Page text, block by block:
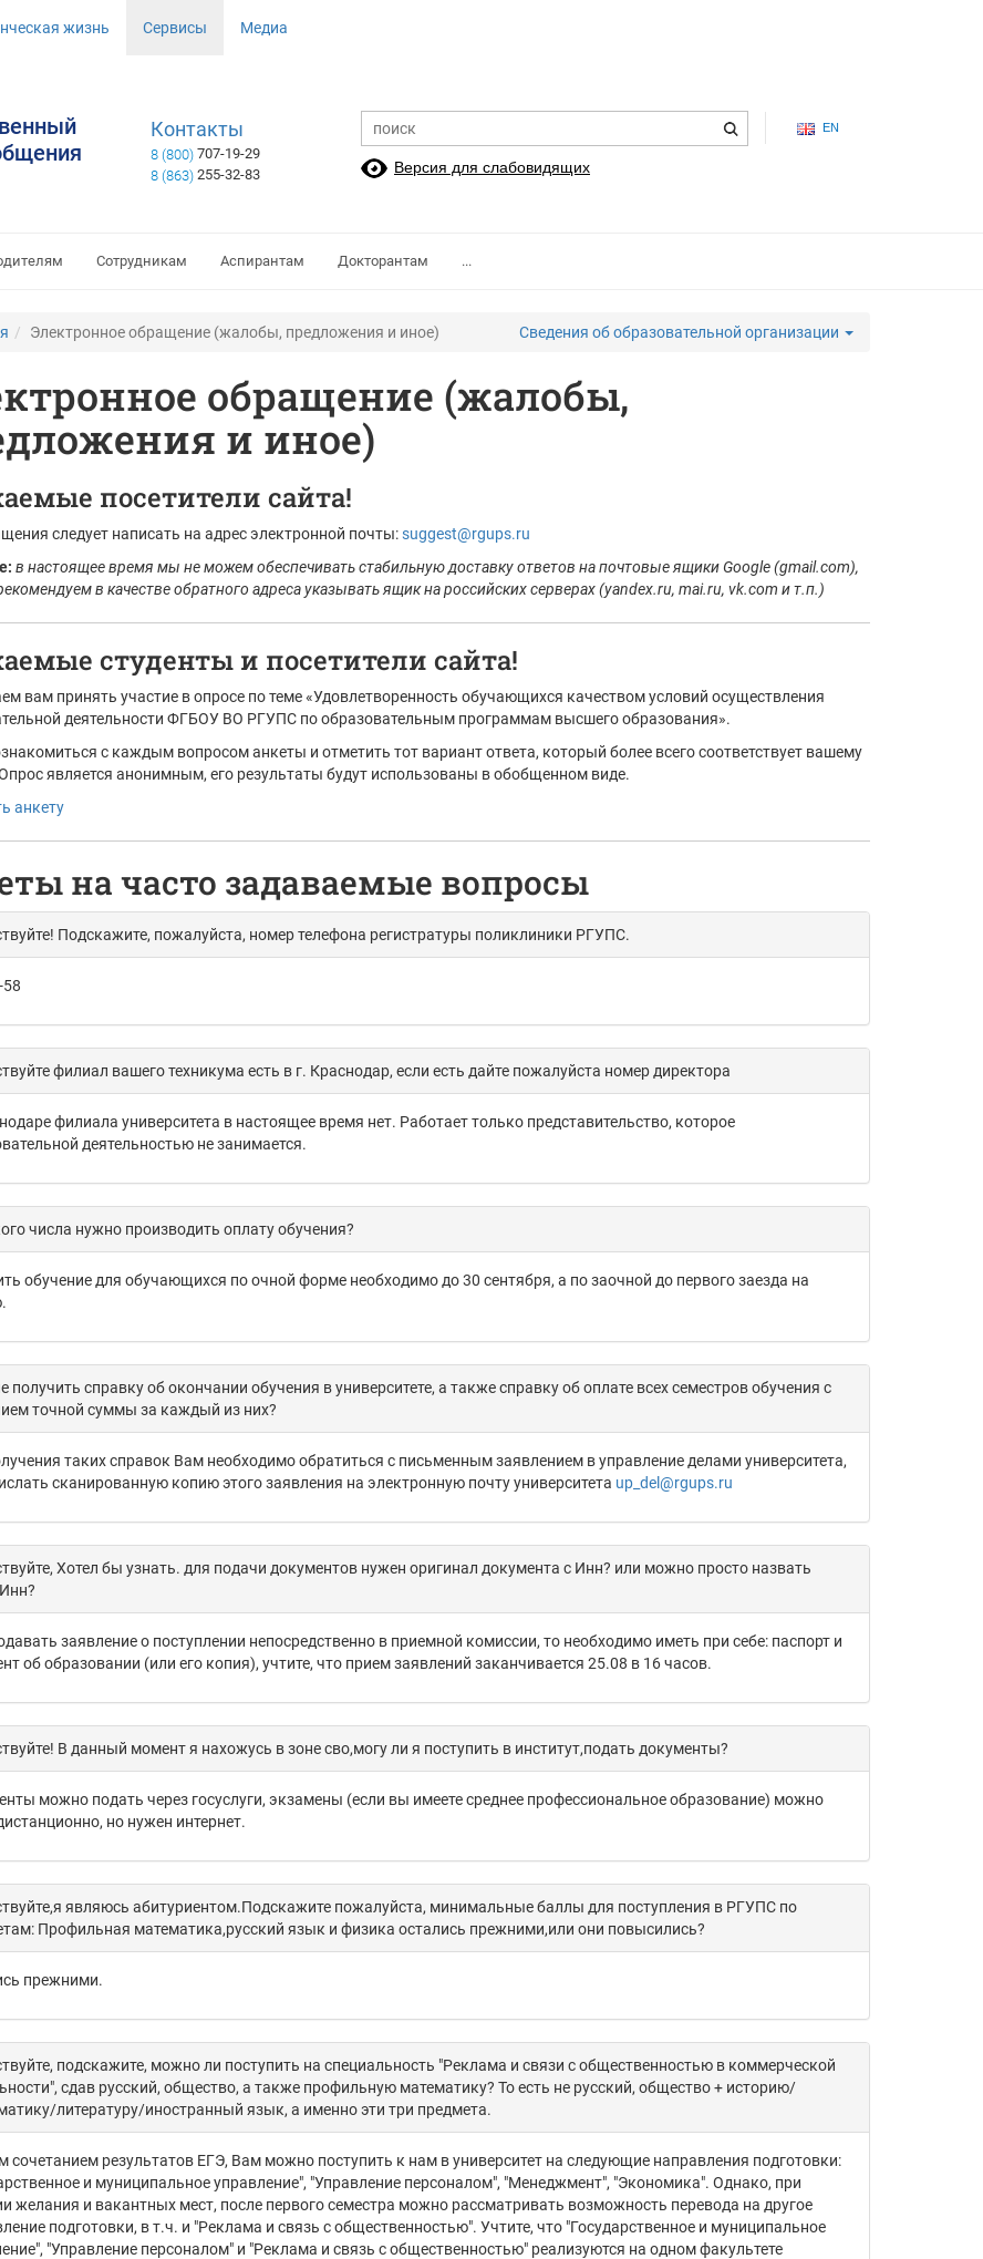
жизнь Сервисы Медиа
EN
Контакты
8 (800) 707-19-29
8 (863) 255-32-83 Версия для слабовидящих
Сотрудникам Аспирантам Докторантам ...
Электронное обращение (жалобы, предложения и иное) Сведения об образовательной организации
обращение (жалобы,
и иное)
посетители сайта!
следует написать на адрес электронной почты:suggest@rgups.ru
в настоящее время мы не можем обеспечивать стабильную доставку ответов на почтовые ящики Google (gmail.com),
в качестве обратного адреса указывать ящик на российских серверах (yandex.ru, mai.ru, vk.com и т.п.)
студенты и посетители сайта!
вам принять участие в опросе по теме «Удовлетворенность обучающихся качеством условий осуществления
деятельности ФГБОУ ВО РГУПС по образовательным программам высшего образования».
с каждым вопросом анкеты и отметить тот вариант ответа, который более всего соответствует вашему
является анонимным, его результаты будут использованы в обобщенном виде.
анкету
на часто задаваемые вопросы
Подскажите, пожалуйста, номер телефона регистратуры поликлиники РГУПС.
58
филиал вашего техникума есть в г. Краснодар, если есть дайте пожалуйста номер директора
филиала университета в настоящее время нет. Работает только представительство, которое
деятельностью не занимается.
числа нужно производить оплату обучения?
обучение для обучающихся по очной форме необходимо до 30 сентября, а по заочной до первого заезда на
получить справку об окончании обучения в университете, а также справку об оплате всех семестров обучения с
точной суммы за каждый из них?
таких справок Вам необходимо обратиться с письменным заявлением в управление делами университета,
сканированную копию этого заявления на электронную почту университета up_del@rgups.ru
Хотел бы узнать. для подачи документов нужен оригинал документа с Инн? или можно просто назвать
заявление о поступлении непосредственно в приемной комиссии, то необходимо иметь при себе: паспорт и
об образовании (или его копия), учтите, что прием заявлений заканчивается 25.08 в 16 часов.
В данный момент я нахожусь в зоне сво,могу ли я поступить в институт,подать документы?
можно подать через госуслуги, экзамены (если вы имеете среднее профессиональное образование) можно
но нужен интернет.
являюсь абитуриентом.Подскажите пожалуйста, минимальные баллы для поступления в РГУПС по
Профильная математика,русский язык и физика остались прежними,или они повысились?
прежними.
подскажите, можно ли поступить на специальность "Реклама и связи с общественностью в коммерческой
сдав русский, общество, а также профильную математику? То есть не русский, общество + историю/
литературу/иностранный язык, а именно эти три предмета.
сочетанием результатов ЕГЭ, Вам можно поступить к нам в университет на следующие направления подготовки:
и муниципальное управление", "Управление персоналом", "Менеджмент", "Экономика". Однако, при
желания и вакантных мест, после первого семестра можно рассматривать возможность перевода на другое
подготовки, в т.ч. и "Реклама и связь с общественностью". Учтите, что "Государственное и муниципальное
"Управление персоналом" и "Реклама и связь с общественностью" реализуются на одном факультете